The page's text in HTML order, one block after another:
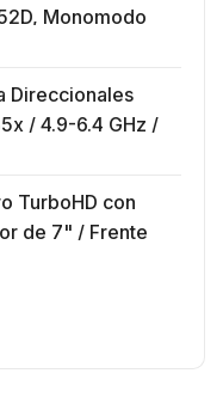
Monomodo
Span 200,
Direccionales
/ 4.9-6.4 GHz /
incluido.
TurboHD con
de 7" / Frente
de
Angular)